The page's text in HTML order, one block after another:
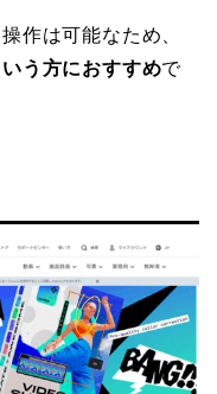
作は可能なため、
う方におすすめで